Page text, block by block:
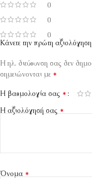
0
0
0
Κάνετε την πρώτη
Η ηλ. διεύθυνση σας δεν
σημειώνονται με *
Η βαθμολογία σας *
Η αξιολόγησή σας *
Όνομα *